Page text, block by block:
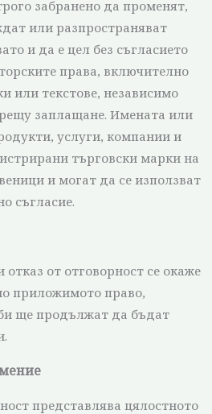
забранено да променят,
или разпространяват
и да е цел без съгласието
права, включително
или текстове, независимо
заплащане. Имената или
услуги, компании и
търговски марки на
и могат да се използват
съгласие.
отказ от отговорност се окаже
приложимото право,
ще продължат да бъдат
представлява цялостното